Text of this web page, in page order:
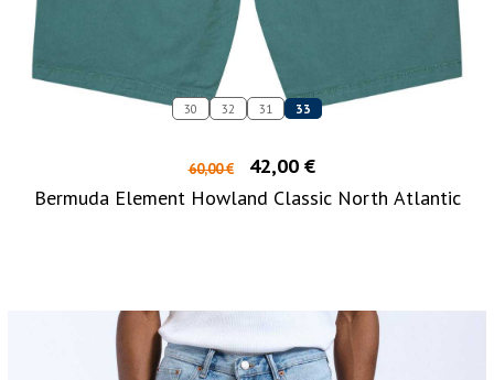
30 32 31 33
60,00 €
42,00 €
Bermuda Element Howland Classic North Atlantic